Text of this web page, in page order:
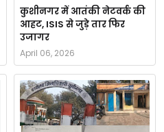
कुशीनगर में आतंकी नेटवर्क की
आहट, ISIS से जुड़े तार फिर
उजागर
April 06, 2026